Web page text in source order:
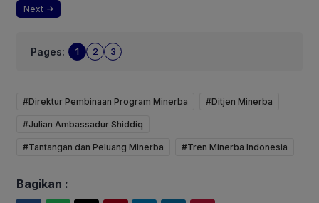
Next
Pages: 1 2 3
#Direktur Pembinaan Program Minerba #Ditjen Minerba
#Julian Ambassadur Shiddiq
#Tantangan dan Peluang Minerba #Tren Minerba Indonesia
Bagikan :